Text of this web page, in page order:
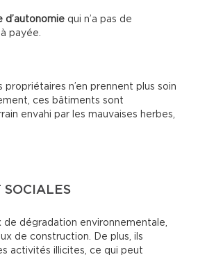
d’autonomie qui n’a pas de
payée.
n’en prennent plus soin
ces bâtiments sont
envahi par les mauvaises herbes,
SOCIALES
de dégradation environnementale,
de construction. De plus, ils
activités illicites, ce qui peut